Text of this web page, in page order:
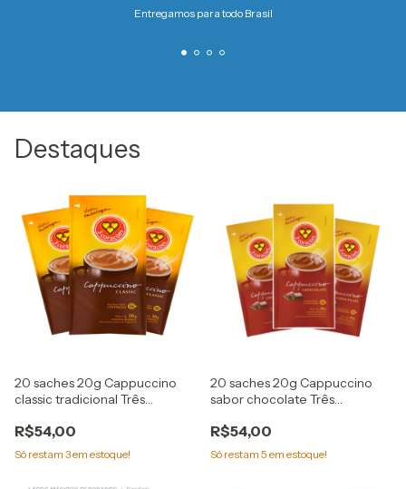
Entregamos para todo Brasil
Destaques
20 saches 20g Cappuccino
classic tradicional Três
R$54,00
Só restam 3em estoque!
20 saches 20g Cappuccino
sabor chocolate Três
R$54,00
Só restam 5 em estoque!